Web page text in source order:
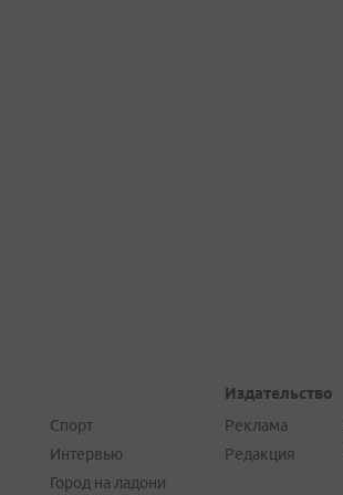
Спорт
Интервью
Город на ладони
Издательство
Реклама
Редакция